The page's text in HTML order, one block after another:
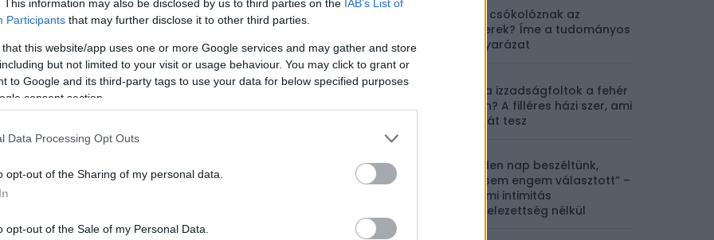
This information may also be disclosed by us to third parties on the IAB’s List of
Participants that may further disclose it to other third parties.
that this website/app uses one or more Google services and may gather and store
but not limited to your visit or usage behaviour. You may click to grant or
to Google and its third-party tags to use your data for below specified purposes
consent section.
Data Processing Opt Outs
opt-out of the Sharing of my personal data.
opt-out of the Sale of my Personal Data.
nekem már X gyerekem
vitatja el, de azért elég meredek lenne azt
nő az életben elérhet, és valóban számít is.
Miért csókolóznak az
emberek? Íme a tudományos
magyarázat
Sárga izzadságfoltok a fehér
pólón? A filléres házi szer, ami
csodát tesz
„Minden nap beszéltünk,
mégsem engem választott” –
érzelmi intimitás
elkötelezettség nélkül